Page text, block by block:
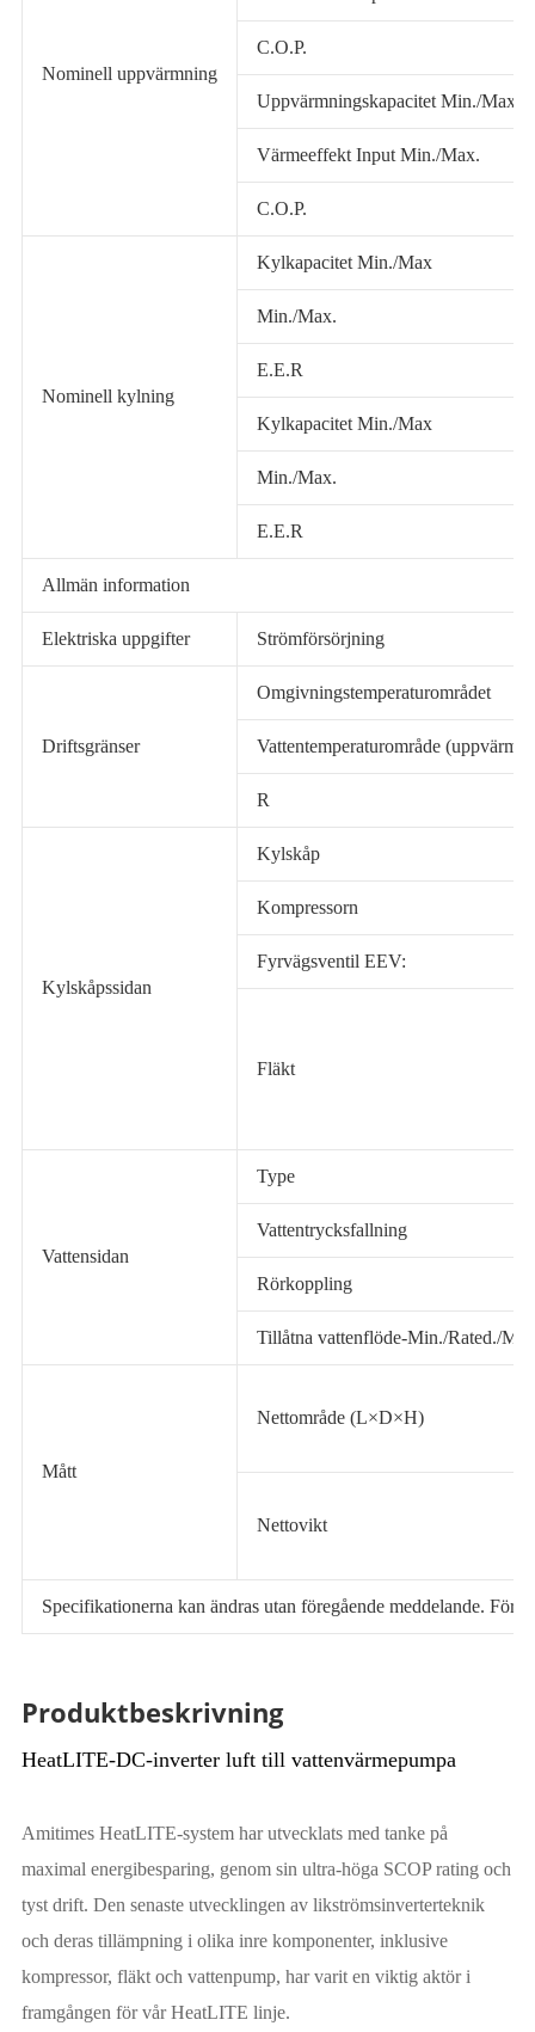
Nominell uppvärmning
C.O.P.
Uppvärmningskapacitet Min./Max
Värmeeffekt Input Min./Max.
C.O.P.
Nominell kylning
Kylkapacitet Min./Max
Min./Max.
E.E.R
Kylkapacitet Min./Max
Min./Max.
E.E.R
Allmän information
Elektriska uppgifter Strömförsörjning
Driftsgränser
Omgivningstemperaturområdet
Vattentemperaturområde
R
Kylskåpssidan
Kylskåp
Kompressorn
Fyrvägsventil EEV:
Fläkt
Vattensidan
Type
Vattentrycksfallning
Rörkoppling
Tillåtna vattenflöde-Min./Rated./
Mått
Nettområde (L×D×H)
Nettovikt
Specifikationerna kan ändras utan föregående meddelande. För
Produktbeskrivning
HeatLITE-DC-inverter luft till vattenvärmepumpa
Amitimes HeatLITE-system har utvecklats med tanke på
maximal energibesparing, genom sin ultra-höga SCOP rating och
tyst drift. Den senaste utvecklingen av likströmsinverterteknik
och deras tillämpning i olika inre komponenter, inklusive
kompressor, fläkt och vattenpump, har varit en viktig aktör i
framgången för vår HeatLITE linje.